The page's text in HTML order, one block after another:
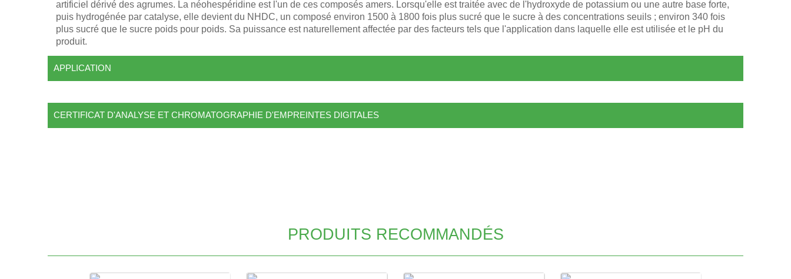
artificiel dérivé des agrumes. La néohespéridine est l'un de ces composés amers. Lorsqu'elle est traitée avec de l'hydroxyde de potassium ou une autre base forte,
puis hydrogénée par catalyse, elle devient du NHDC, un composé environ 1500 à 1800 fois plus sucré que le sucre à des concentrations seuils ; environ 340 fois
plus sucré que le sucre poids pour poids. Sa puissance est naturellement affectée par des facteurs tels que l'application dans laquelle elle est utilisée et le pH du
produit.
APPLICATION
CERTIFICAT D'ANALYSE ET CHROMATOGRAPHIE D'EMPREINTES DIGITALES
PRODUITS RECOMMANDÉS